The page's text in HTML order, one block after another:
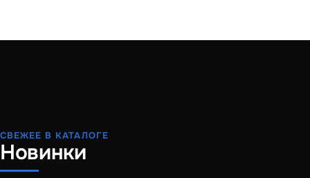
СВЕЖЕЕ В КАТАЛОГЕ
Новинки